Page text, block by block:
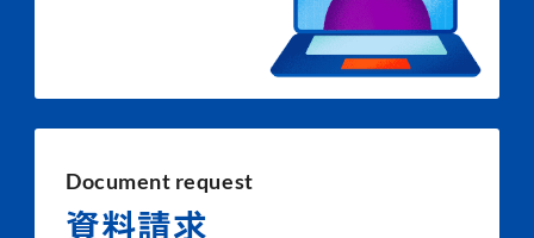
Document request
資料請求